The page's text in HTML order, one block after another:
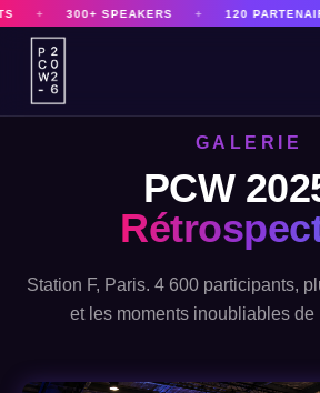
+ 120 PARTENAIRES + 3E
GALERIE
PCW
Station F, Paris. 4 600 participants,
et les moments inoubliables de